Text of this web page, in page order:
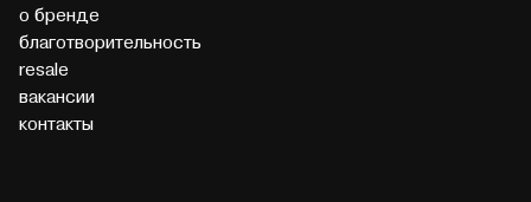
о бренде
благотворительность
resale
вакансии
контакты